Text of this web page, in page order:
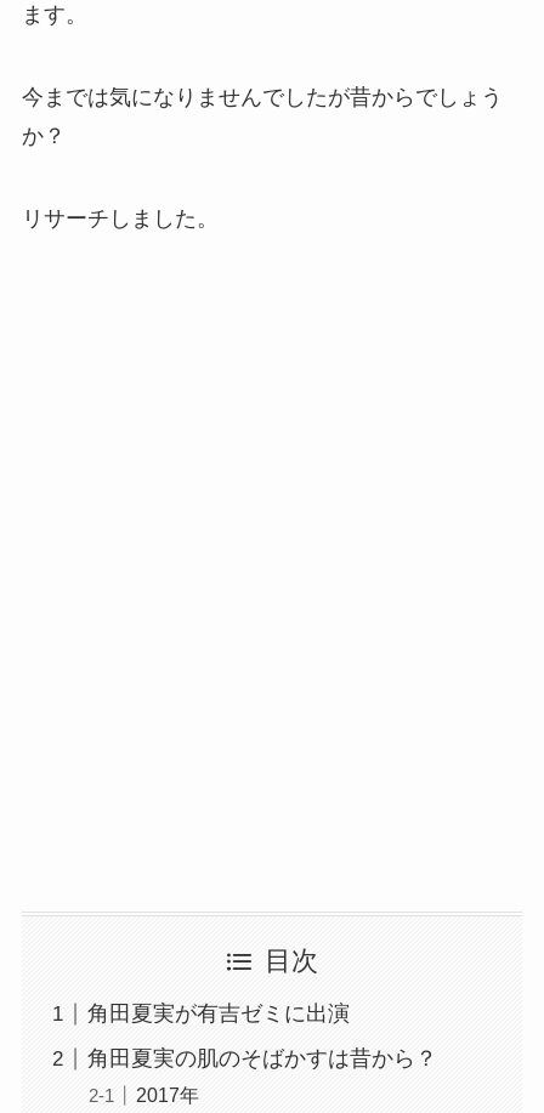
ます。
今までは気になりませんでしたが昔からでしょう
か？
リサーチしました。
目次
角田夏実が有吉ゼミに出演
角田夏実の肌のそばかすは昔から？
2017年